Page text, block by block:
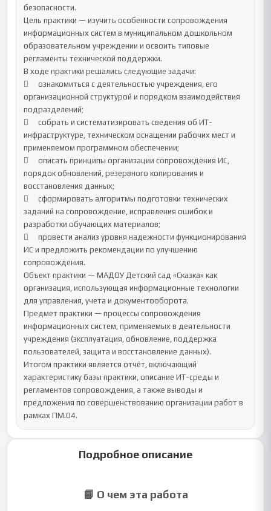
безопасности.
Цель практики — изучить особенности сопровождения
информационных систем в муниципальном дошкольном
образовательном учреждении и освоить типовые
регламенты технической поддержки.
В ходе практики решались следующие задачи:
	ознакомиться с деятельностью учреждения, его
организационной структурой и порядком взаимодействия
подразделений;
	собрать и систематизировать сведения об ИТ-
инфраструктуре, техническом оснащении рабочих мест и
применяемом программном обеспечении;
	описать принципы организации сопровождения ИС,
порядок обновлений, резервного копирования и
восстановления данных;
	сформировать алгоритмы подготовки технических
заданий на сопровождение, исправления ошибок и
разработки обучающих материалов;
	провести анализ уровня надежности функционирования
ИС и предложить рекомендации по улучшению
сопровождения.
Объект практики — МАДОУ Детский сад «Сказка» как
организация, использующая информационные технологии
для управления, учета и документооборота.
Предмет практики — процессы сопровождения
информационных систем, применяемых в деятельности
учреждения (эксплуатация, обновление, поддержка
пользователей, защита и восстановление данных).
Итогом практики является отчёт, включающий
характеристику базы практики, описание ИТ-среды и
регламентов сопровождения, а также выводы и
предложения по совершенствованию организации работ в
рамках ПМ.04.
Подробное описание
📘 О чем эта работа